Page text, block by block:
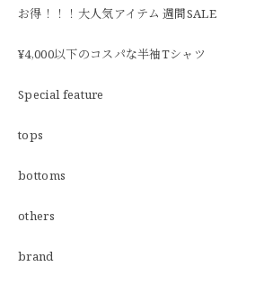
お得！！！大人気アイテム 週間SALE
¥4,000以下のコスパな半袖Tシャツ
Special feature
tops
bottoms
others
brand